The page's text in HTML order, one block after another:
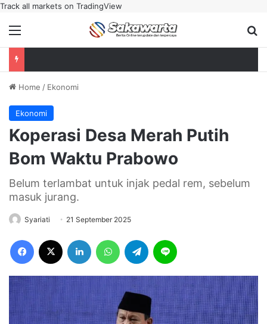
Track all markets on TradingView
Menu
Home / Ekonomi
Ekonomi
Koperasi Desa Merah Putih
Bom Waktu Prabowo
Belum terlambat untuk injak pedal rem, sebelum
masuk jurang.
Syariati 21 September 2025
Facebook LinkedIn WhatsAppTelegram